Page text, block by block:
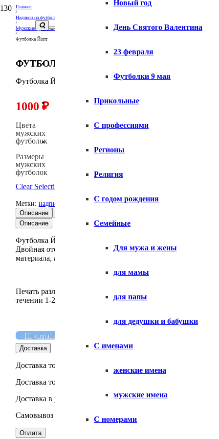
Новый год
День Святого Валентина
23 февраля
Футболки 9 мая
Прикольные
С профессиями
Регионы
Религия
С годом рождения
Семейные
Для мужа и жены
для мамы
для папы
для дедушки и бабушки
С именами
женские имена
мужские имена
С номерами
Главная
/
Надписи на футболках и толстовках
/
Мужские футболки с надписями
/
Футболка Йопт
ФУТБОЛКА ЙОПТ
Футболка Йопт купить
1000 ₽
Цвета
мужских
футболок
Размеры
мужских
футболок
Clear Selection
Метки: надписи надписи для мужчин,нецензурные
футболки
Описание
Описание
Футболка Йопт. Классический мужской, свободный крой,
Двойная отстрочка всех швов, а так же усиленный
материала, а так же прямой классической свободной
Печать различных рисунков, надписей, логотипов и иных
течении 1-2 дней. Дополнительно возможно нанесение
Подобрать размер
Доставка
Доставка товара по Москве — осуществляется силами
Доставка товара по МО — осуществляется силами
Доставка в регионы — Осуществляется силами СДЭК,
Самовывоз товара — Москва, м. Строгино, Маршала
Оплата